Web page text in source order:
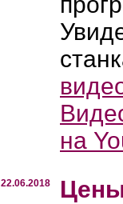
на
22.06.2018